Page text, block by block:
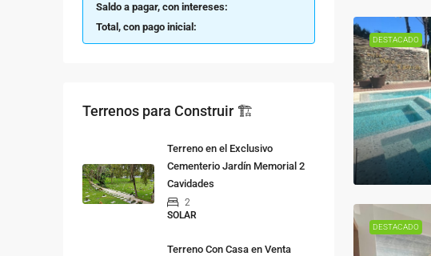
DESTACADO
DESTACADO
Saldo a pagar, con intereses:
Total, con pago inicial:
Terrenos para Construir 🏗
Terreno en el Exclusivo
Cementerio Jardín Memorial 2
Cavidades
2
SOLAR
Terreno Con Casa en Venta